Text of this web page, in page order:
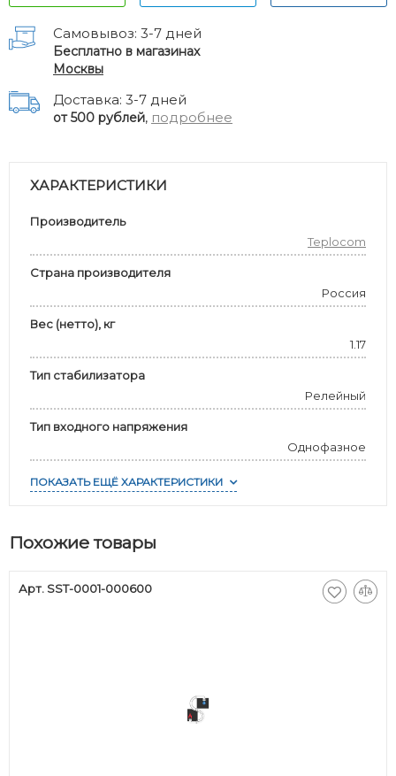
Самовывоз: 3-7 дней
Бесплатно в магазинах
Москвы
Доставка: 3-7 дней
от 500 рублей, подробнее
ХАРАКТЕРИСТИКИ
Производитель
Teplocom
Страна производителя
Россия
Вес (нетто), кг
1.17
Тип стабилизатора
Релейный
Тип входного напряжения
Однофазное
ПОКАЗАТЬ ЕЩЁ ХАРАКТЕРИСТИКИ
Похожие товары
Арт. SST-0001-000600